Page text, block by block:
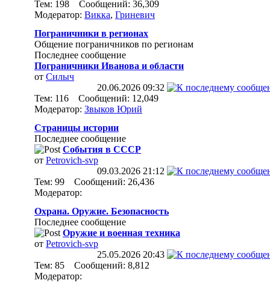
Тем: 198 Сообщений: 36,309
Модератор: Викка, Гриневич
Пограничники в регионах
Общение пограничников по регионам
Последнее сообщение
Пограничники Иванова и области
от Силыч
20.06.2026 09:32
Тем: 116 Сообщений: 12,049
Модератор: Звыков Юрий
Страницы истории
Последнее сообщение
События в СССР
от Petrovich-svp
09.03.2026 21:12
Тем: 99 Сообщений: 26,436
Модератор:
Охрана. Оружие. Безопасность
Последнее сообщение
Оружие и военная техника
от Petrovich-svp
25.05.2026 20:43
Тем: 85 Сообщений: 8,812
Модератор: